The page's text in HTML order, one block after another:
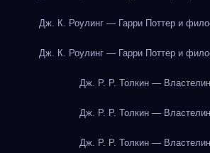
Дж. К. Роулинг — Гарри Поттер и
Дж. К. Роулинг — Гарри Поттер и
Дж. Р. Р. Толкин —
Дж. Р. Р. Толкин —
Дж. Р. Р. Толкин —